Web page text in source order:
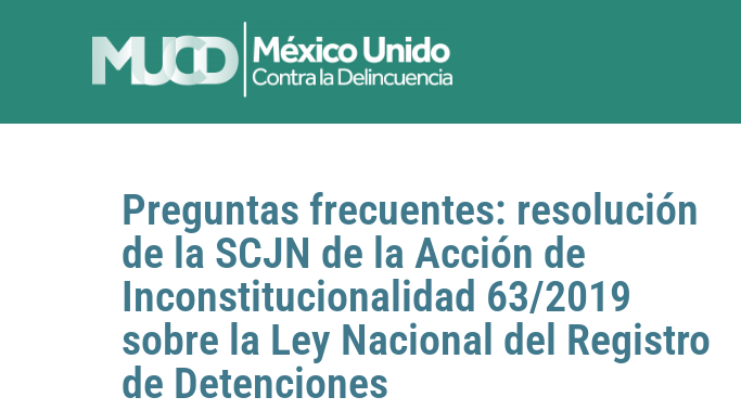
Preguntas frecuentes: resolución
de la SCJN de la Acción de
Inconstitucionalidad 63/2019
sobre la Ley Nacional del Registro
de Detenciones